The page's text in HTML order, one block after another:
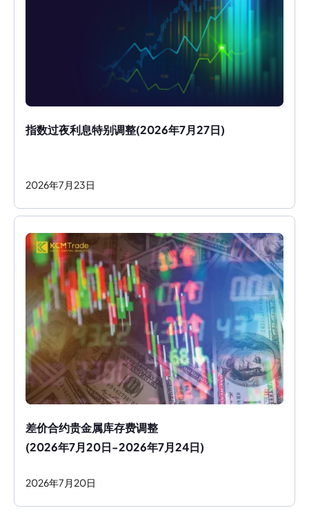
指数过夜利息特别调整(2026年7月27日)
2026年7 月 23日
差价合约贵金属库存费调整
(2026年7月20日-2026年7月24日)
2026年7 月 20日